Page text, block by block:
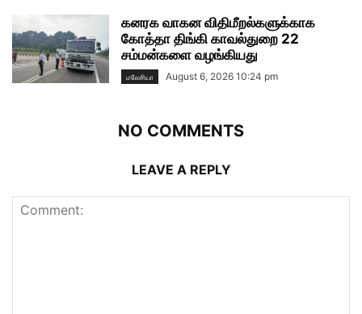
கனரக வாகன விதிமீறல்களுக்காக
கோத்தா திங்கி காவல்துறை 22
சம்மன்களை வழங்கியது
மலேசியா August 6, 2026 10:24 pm
NO COMMENTS
LEAVE A REPLY